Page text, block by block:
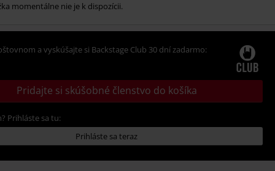
momentálne nie je k dispozícii.
a vyskúšajte si Backstage Club 30 dní zadarmo:
Pridajte si skúšobné členstvo do košíka
Prihláste sa tu:
Prihláste sa teraz